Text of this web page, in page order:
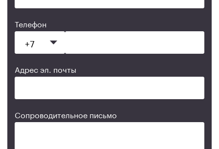
Телефон
Адрес эл. почты
Сопроводительное письмо